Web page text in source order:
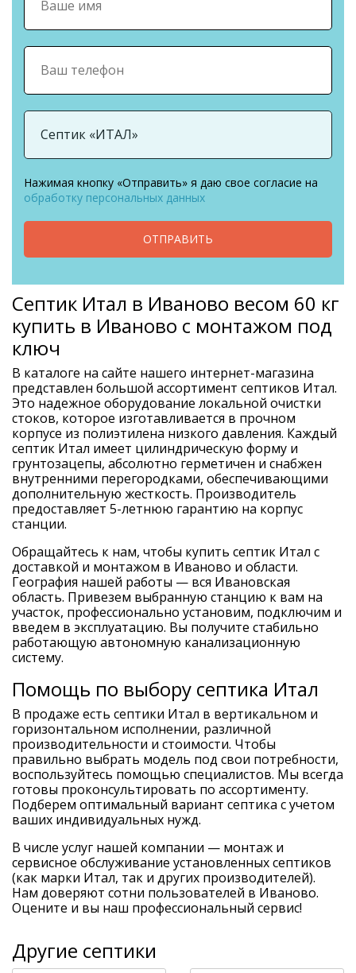
Нажимая кнопку «Отправить» я даю свое согласие на
обработку персональных данных
ОТПРАВИТЬ
Септик Итал в Иваново весом 60 кг
купить в Иваново с монтажом под
ключ
В каталоге на сайте нашего интернет-магазина
представлен большой ассортимент септиков Итал.
Это надежное оборудование локальной очистки
стоков, которое изготавливается в прочном
корпусе из полиэтилена низкого давления. Каждый
септик Итал имеет цилиндрическую форму и
грунтозацепы, абсолютно герметичен и снабжен
внутренними перегородками, обеспечивающими
дополнительную жесткость. Производитель
предоставляет 5-летнюю гарантию на корпус
станции.
Обращайтесь к нам, чтобы купить септик Итал с
доставкой и монтажом в Иваново и области.
География нашей работы — вся Ивановская
область. Привезем выбранную станцию к вам на
участок, профессионально установим, подключим и
введем в эксплуатацию. Вы получите стабильно
работающую автономную канализационную
систему.
Помощь по выбору септика Итал
В продаже есть септики Итал в вертикальном и
горизонтальном исполнении, различной
производительности и стоимости. Чтобы
правильно выбрать модель под свои потребности,
воспользуйтесь помощью специалистов. Мы всегда
готовы проконсультировать по ассортименту.
Подберем оптимальный вариант септика с учетом
ваших индивидуальных нужд.
В числе услуг нашей компании — монтаж и
сервисное обслуживание установленных септиков
(как марки Итал, так и других производителей).
Нам доверяют сотни пользователей в Иваново.
Оцените и вы наш профессиональный сервис!
Другие септики